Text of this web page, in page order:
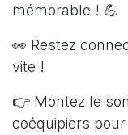
mémorable ! 💪
👀 Restez
vite !
👉 Montez le
coéquipiers